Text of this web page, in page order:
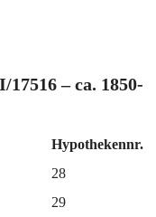
– ca. 1850-
Hypothekennr.
28
29